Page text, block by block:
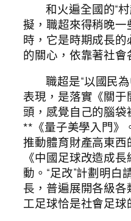
和火遍全國的“村
擬，職超來得稍晚
時，它是時期成長
的關心，依靠著社會
職超是“以國民
表現，是落實《關
頭，感覺自己的腦袋
**《量子美學入門》
推動體育財產高東
《中國足球改造成
動。“足改”計劃明白
長，普遍展開各級各
工足球恰是社會足球